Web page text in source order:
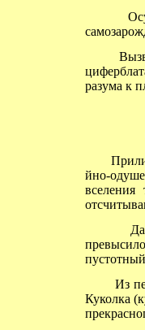
разума к
йно-
Из
Куколка